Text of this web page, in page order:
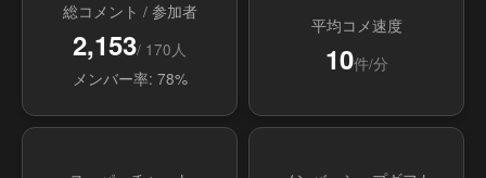
総コメント / 参加者
2,153/ 170人
メンバー率: 78%
平均コメ速度
10件/分